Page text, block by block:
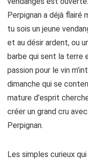
Perpignan a déjà flairé
tu sois un jeune
et au désir ardent, ou
barbe qui sent la terre
passion pour le vin
dimanche qui se
mature d’esprit
créer un grand cru
Perpignan.
Les simples curieux